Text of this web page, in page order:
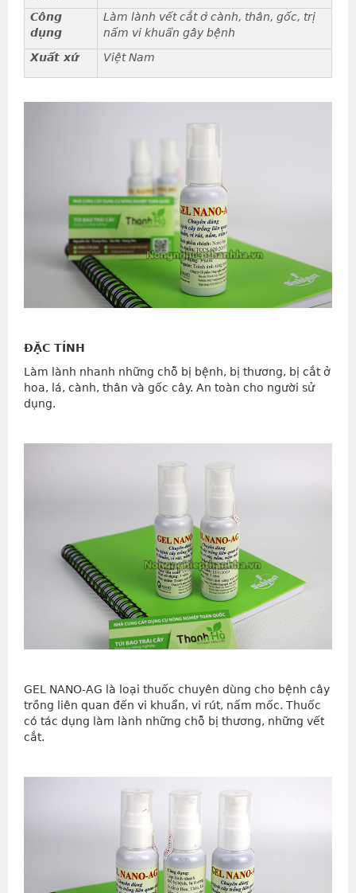
Công
dụng
Làm lành vết cắt ở cành, thân, gốc, trị
nấm vi khuẩn gây bệnh
Xuất xứ
Việt Nam
ĐẶC TÍNH
Làm lành nhanh những chỗ bị bệnh, bị thương, bị cắt ở
hoa, lá, cành, thân và gốc cây. An toàn cho người sử
dụng.
GEL NANO-AG là loại thuốc chuyên dùng cho bệnh cây
trồng liên quan đến vi khuẩn, vi rút, nấm mốc. Thuốc
có tác dụng làm lành những chỗ bị thương, những vết
cắt.